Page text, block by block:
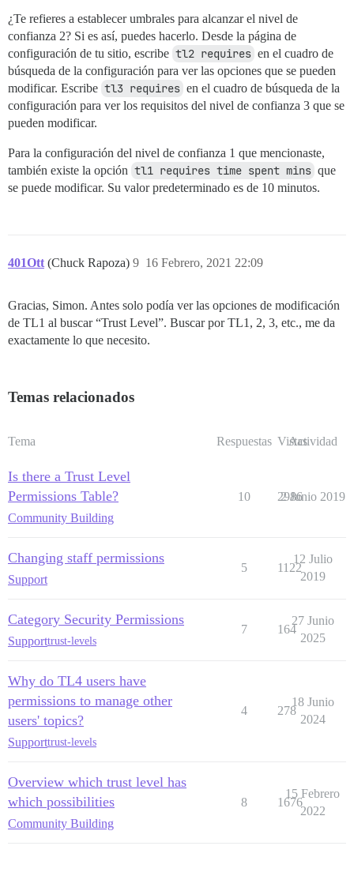
¿Te refieres a establecer umbrales para alcanzar el nivel de
confianza 2? Si es así, puedes hacerlo. Desde la página de
configuración de tu sitio, escribe tl2 requires en el cuadro de
búsqueda de la configuración para ver las opciones que se pueden
modificar. Escribe tl3 requires en el cuadro de búsqueda de la
configuración para ver los requisitos del nivel de confianza 3 que se
pueden modificar.
Para la configuración del nivel de confianza 1 que mencionaste,
también existe la opción tl1 requires time spent mins que
se puede modificar. Su valor predeterminado es de 10 minutos.
401Ott (Chuck Rapoza) 16 Febrero, 2021 22:09
9
Gracias, Simon. Antes solo podía ver las opciones de modificación
de TL1 al buscar “Trust Level”. Buscar por TL1, 2, 3, etc., me da
exactamente lo que necesito.
Temas relacionados
Tema Respuestas Vistas
Actividad
Is there a Trust Level
Permissions Table?
Community Building
10 2986
2 Junio 2019
Changing staff permissions
Support
5 1122
12 Julio
2019
Category Security Permissions
Supporttrust-levels
7 164
27 Junio
2025
Why do TL4 users have
permissions to manage other
users' topics?
Supporttrust-levels
4 278
18 Junio
2024
Overview which trust level has
which possibilities
Community Building
8 1676
15 Febrero
2022